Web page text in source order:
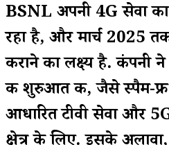
BSNL अपनी 4G सेवा
रहा है, और मार्च 2025
कराने का लक्ष्य है. कंपनी
की शुरुआत की, जैसे स्पैम-
आधारित टीवी सेवा और